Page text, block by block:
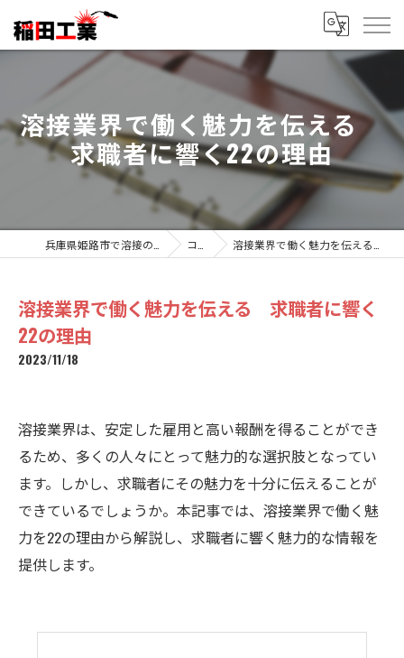
溶接業界で働く魅力を伝える
求職者に響く22の理由
コラム 溶接業界で働く魅力を伝える 求職者に響く22の理由
溶接業界で働く魅力を伝える 求職者に響く
22の理由
2023/11/18
溶接業界は、安定した雇用と高い報酬を得ることができ
るため、多くの人々にとって魅力的な選択肢となってい
ます。しかし、求職者にその魅力を十分に伝えることが
できているでしょうか。本記事では、溶接業界で働く魅
力を22の理由から解説し、求職者に響く魅力的な情報を
提供します。